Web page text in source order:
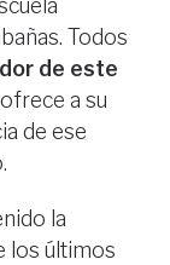
Todos
de este
a su
de ese
la
los últimos